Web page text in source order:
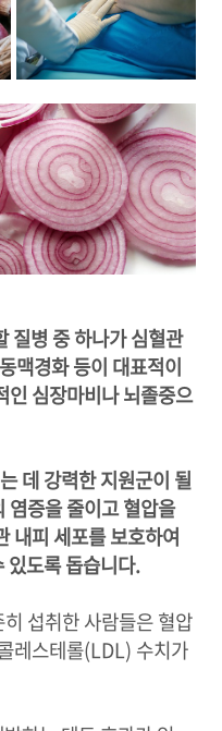
질병 중 하나가 심혈관
맥경화 등이 대표적이
인 심장마비나 뇌졸중으
데 강력한 지원군이 될
염증을 줄이고 혈압을
내피 세포를 보호하여
있도록 돕습니다.
섭취한 사람들은 혈압
레스테롤(LDL) 수치가